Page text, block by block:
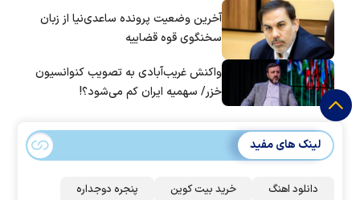
آخرین وضعیت پرونده ساعدی‌نیا از زبان
سخنگوی قوه قضاییه
واکنش غریب‌آبادی به تصویب کنوانسیون
خزر/ سهمیه ایران کم می‌شود؟!
لینک های مفید
دانلود اهنگ خرید بیت کوین پنجره دوجداره